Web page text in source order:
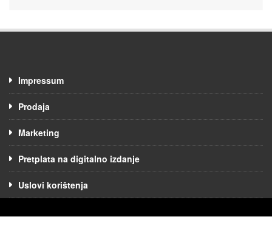
Impressum
Prodaja
Marketing
Pretplata na digitalno izdanje
Uslovi korištenja